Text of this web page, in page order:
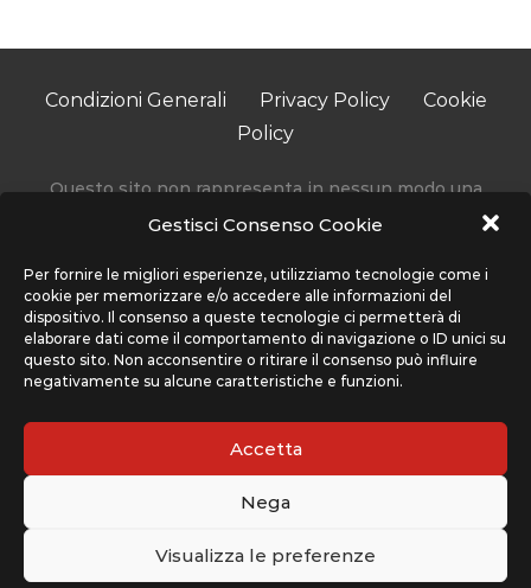
Gestisci Consenso Cookie
Per fornire le migliori esperienze, utilizziamo tecnologie come i
cookie per memorizzare e/o accedere alle informazioni del
dispositivo. Il consenso a queste tecnologie ci permetterà di
elaborare dati come il comportamento di navigazione o ID unici su
questo sito. Non acconsentire o ritirare il consenso può influire
negativamente su alcune caratteristiche e funzioni.
Accetta
Nega
Visualizza le preferenze
Condizioni Generali Privacy Policy
Cookie
Policy
Questo sito non rappresenta in nessun modo una
testata giornalistica in quanto viene aggiornato senza
Accedendo, usando o navigando sul nostro sito stai
accettando l’utilizzo di determinati cookie per migliorare
la tua esperienza. Sport Network non utilizza cookie che
interferiscono con la tua privacy, ma solo quelli che
migliorano l’uso del nostro sito, ti preghiamo di far
Policy per maggiori informazioni su come usiamo i cookie
e come cancellarli nel caso lo desiderassi.
Il sito www.cplaynews.it è gestito da Sport Network srl,
con sede legale a Piazza Indipendenza 11/B - 00185 Roma
(RM)